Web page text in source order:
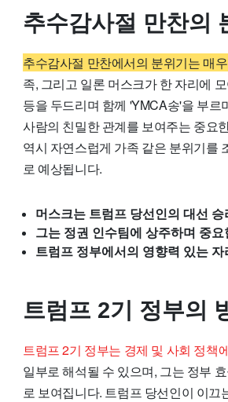
추수감사절 만찬의
추수감사절 만찬에서의 분위기는 매
족, 그리고 일론 머스크가 한 자리에
등을 두드리며 함께 'YMCA송'을 부
사람의 친밀한 관계를 보여주는 중요
역시 자연스럽게 가족 같은 분위기를
로 예상됩니다.
머스크는 트럼프 당선인의 대선
그는 정권 인수팀에 상주하며 중
트럼프 정부에서의 영향력 있는
트럼프 2기 정부의
트럼프 2기 정부는 경제 및 사회 정책
일부로 해석될 수 있으며, 그는 정부
로 보여집니다. 트럼프 당선인이 이